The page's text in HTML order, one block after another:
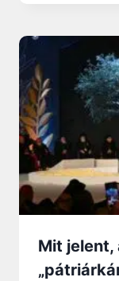
Mit jelent,